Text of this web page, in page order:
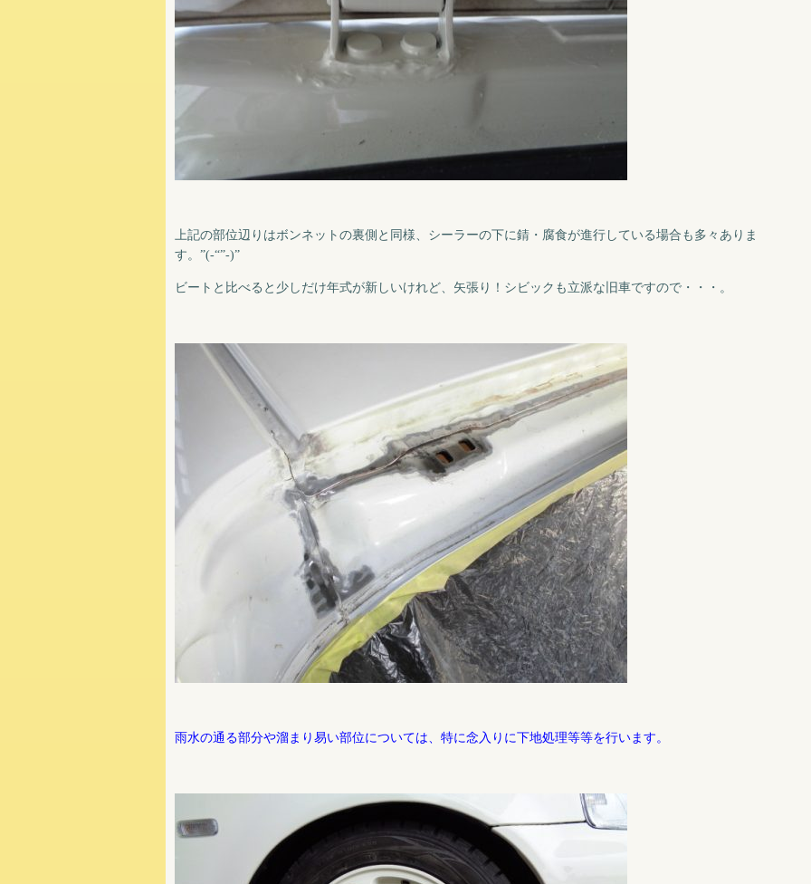
上記の部位辺りはボンネットの裏側と同様、シーラーの下に錆・腐食が進行している場合も多々ありま
す。”(-“”-)”
ビートと比べると少しだけ年式が新しいけれど、矢張り！シビックも立派な旧車ですので・・・。
雨水の通る部分や溜まり易い部位については、特に念入りに下地処理等等を行います。